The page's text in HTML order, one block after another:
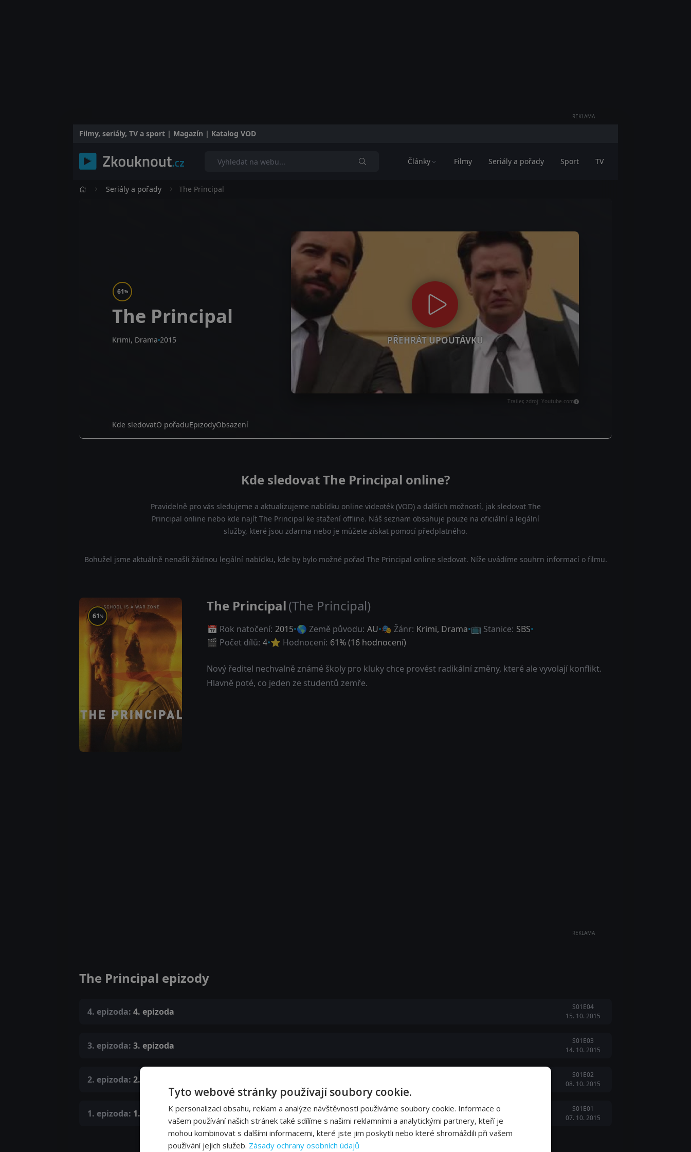
REKLAMA
Filmy, seriály, TV a sport | Magazín | Katalog VOD
Články Filmy Seriály a pořady Sport TV
Seriály a pořady The Principal
PŘEHRÁT UPOUTÁVKU
Trailer, zdroj: Youtube.com
61%
The Principal
Krimi, Drama 2015
Kde sledovatO pořaduEpizodyObsazení
Kde sledovat The Principal online?
Pravidelně pro vás sledujeme a aktualizujeme nabídku online videoték (VOD) a dalších možností, jak sledovat The
Principal online nebo kde najít The Principal ke stažení offline. Náš seznam obsahuje pouze na oficiální a legální
služby, které jsou zdarma nebo je můžete získat pomocí předplatného.
Bohužel jsme aktuálně nenašli žádnou legální nabídku, kde by bylo možné pořad The Principal online sledovat. Níže uvádíme souhrn informací o filmu.
61%
The Principal(The Principal)
📅 Rok natočení: 2015 🌎 Země původu: AU 🎭 Žánr: Krimi, Drama 📺 Stanice: SBS
🎬 Počet dílů: 4 ⭐ Hodnocení: 61% (16 hodnocení)
Nový ředitel nechvalně známé školy pro kluky chce provést radikální změny, které ale vyvolají konflikt.
Hlavně poté, co jeden ze studentů zemře.
REKLAMA
The Principal epizody
4. epizoda: 4. epizoda
S01E04
15. 10. 2015
3. epizoda: 3. epizoda
S01E03
14. 10. 2015
2. epizoda: 2. epizoda
S01E02
08. 10. 2015
1. epizoda: 1. epizoda
S01E01
07. 10. 2015
Tyto webové stránky používají soubory cookie.
K personalizaci obsahu, reklam a analýze návštěvnosti používáme soubory cookie. Informace o
vašem používání našich stránek také sdílíme s našimi reklamními a analytickými partnery, kteří je
mohou kombinovat s dalšími informacemi, které jste jim poskytli nebo které shromáždili při vašem
používání jejich služeb. Zásady ochrany osobních údajů